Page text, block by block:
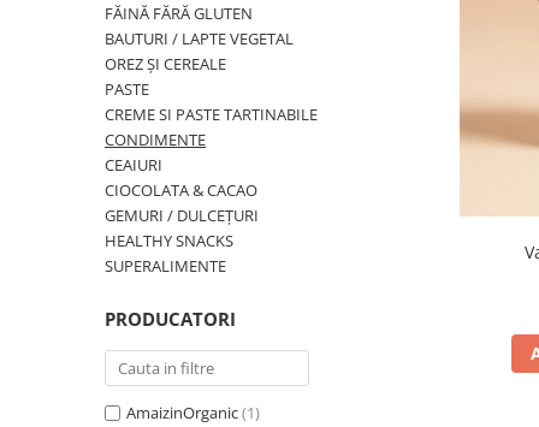
CEAIURI GRECEȘTI
CIOCOLATĂ ȘI CACAO
HEALTHY SNACKS
SUPERALIMENTE
PRODUSE ECO / ORGANICE
PRODUSE ROMÂNEȘTI
REMEDII NATURISTE
TOATE PRODUSELE
FĂINĂ FĂRĂ GLUTEN
BAUTURI / LAPTE VEGETAL
OREZ ȘI CEREALE
PASTE
CREME SI PASTE TARTINABILE
CONDIMENTE
CEAIURI
CIOCOLATA & CACAO
GEMURI / DULCEȚURI
HEALTHY SNACKS
SUPERALIMENTE
PRODUCATORI
AmaizinOrganic(1)